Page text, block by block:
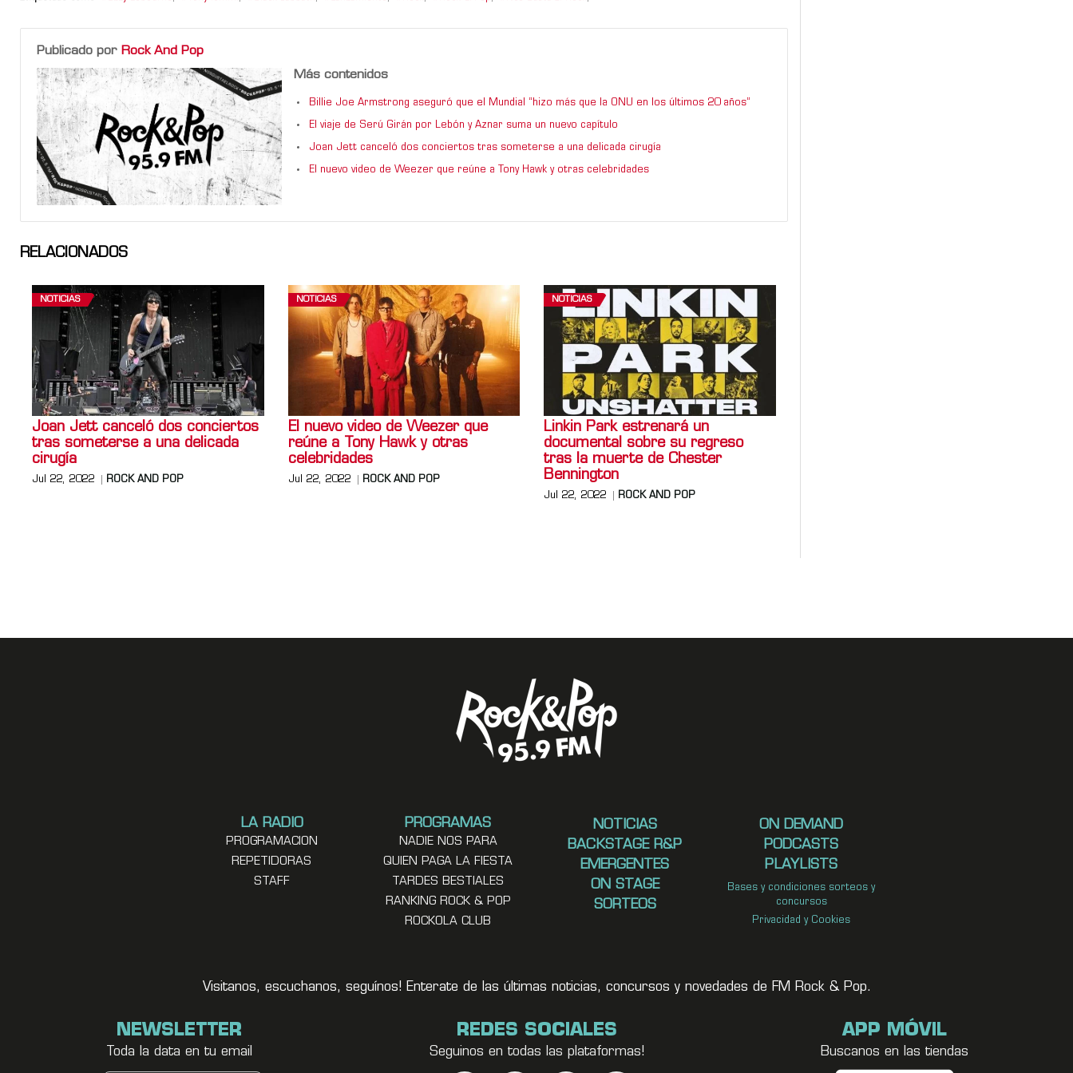
Publicado por Rock And Pop
Más contenidos
Billie Joe Armstrong aseguró que el Mundial “hizo más que la ONU en los últimos 20 años”
El viaje de Serú Girán por Lebón y Aznar suma un nuevo capítulo
Joan Jett canceló dos conciertos tras someterse a una delicada cirugía
El nuevo video de Weezer que reúne a Tony Hawk y otras celebridades
RELACIONADOS
NOTICIAS
Joan Jett canceló dos conciertos
tras someterse a una delicada
cirugía
Jul 22, 2022 ROCK AND POP
NOTICIAS
El nuevo video de Weezer que
reúne a Tony Hawk y otras
celebridades
Jul 22, 2022 ROCK AND POP
NOTICIAS
Linkin Park estrenará un
documental sobre su regreso
tras la muerte de Chester
Bennington
Jul 22, 2022 ROCK AND POP
LA RADIO
PROGRAMACION
REPETIDORAS
STAFF
PROGRAMAS
NADIE NOS PARA
QUIEN PAGA LA FIESTA
TARDES BESTIALES
RANKING ROCK & POP
ROCKOLA CLUB
NOTICIAS
BACKSTAGE R&P
EMERGENTES
ON STAGE
SORTEOS
ON DEMAND
PODCASTS
PLAYLISTS
Bases y condiciones sorteos y
concursos
Privacidad y Cookies
Visitanos, escuchanos, seguínos! Enterate de las últimas noticias, concursos y novedades de FM Rock & Pop.
NEWSLETTER
Toda la data en tu email
REDES SOCIALES
Seguinos en todas las plataformas!
APP MÓVIL
Buscanos en las tiendas